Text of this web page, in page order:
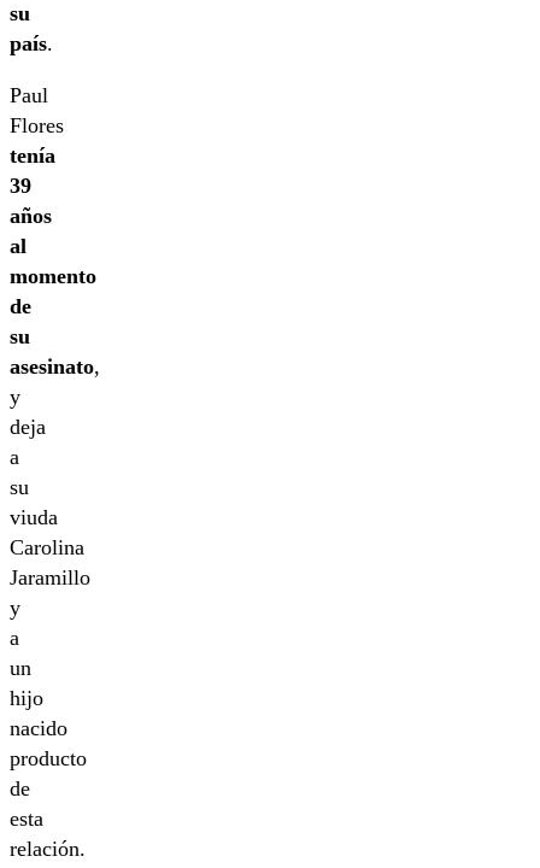
su
país.
Paul
Flores
tenía
39
años
al
momento
de
su
asesinato,
y
deja
a
su
viuda
Carolina
Jaramillo
y
a
un
hijo
nacido
producto
de
esta
relación.